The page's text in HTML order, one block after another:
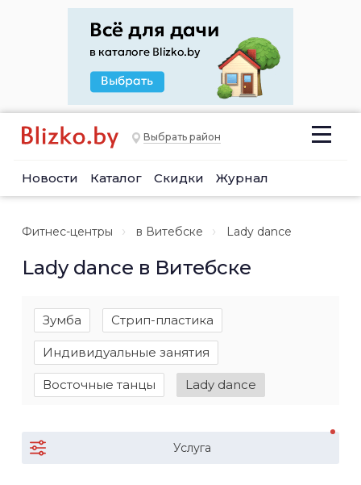
Выбрать район
Новости Каталог Скидки Журнал
Фитнес-центры в Витебске Lady dance
Lady dance в Витебске
Зумба Стрип-пластика
Индивидуальные занятия
Восточные танцы Lady dance
Услуга